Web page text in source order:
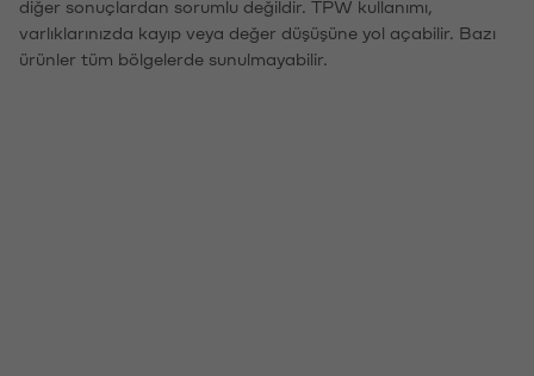
diğer sonuçlardan sorumlu değildir. TPW kullanımı,
varlıklarınızda kayıp veya değer düşüşüne yol açabilir. Bazı
ürünler tüm bölgelerde sunulmayabilir.